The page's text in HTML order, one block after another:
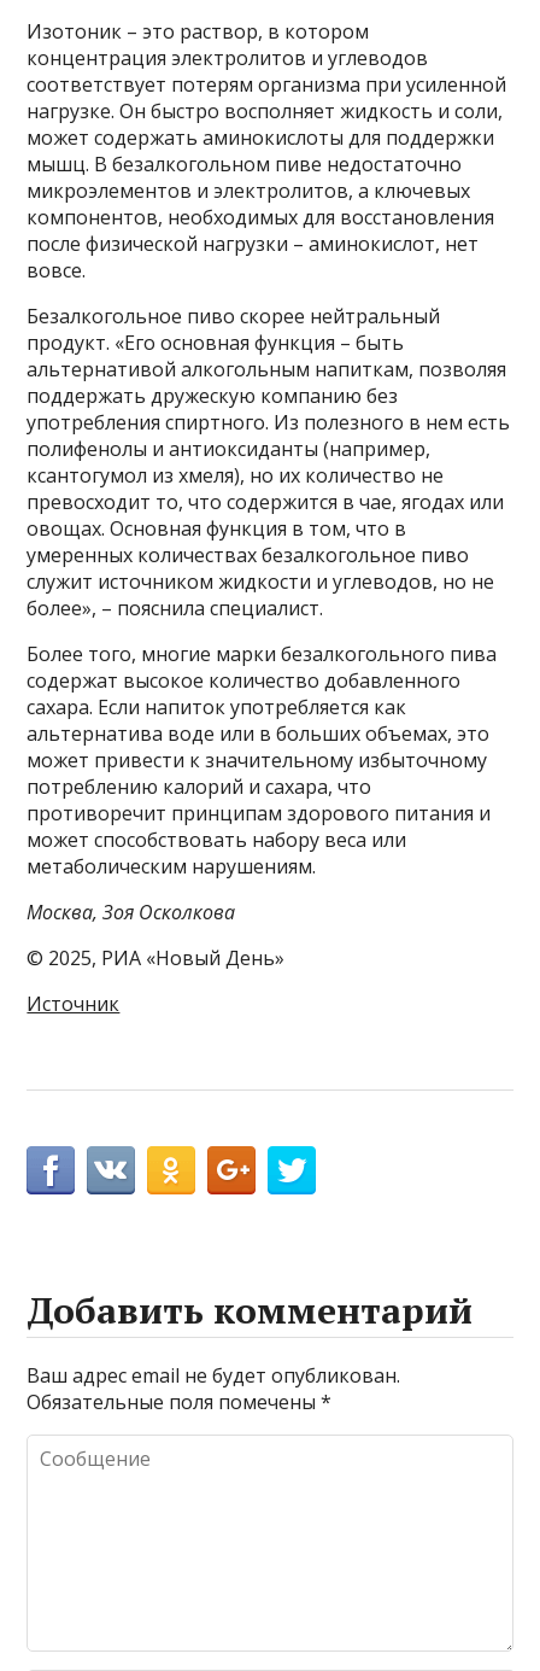
Изотоник – это раствор, в котором
концентрация электролитов и углеводов
соответствует потерям организма при усиленной
нагрузке. Он быстро восполняет жидкость и соли,
может содержать аминокислоты для поддержки
мышц. В безалкогольном пиве недостаточно
микроэлементов и электролитов, а ключевых
компонентов, необходимых для восстановления
после физической нагрузки – аминокислот, нет
вовсе.
Безалкогольное пиво скорее нейтральный
продукт. «Его основная функция – быть
альтернативой алкогольным напиткам, позволяя
поддержать дружескую компанию без
употребления спиртного. Из полезного в нем есть
полифенолы и антиоксиданты (например,
ксантогумол из хмеля), но их количество не
превосходит то, что содержится в чае, ягодах или
овощах. Основная функция в том, что в
умеренных количествах безалкогольное пиво
служит источником жидкости и углеводов, но не
более», – пояснила специалист.
Более того, многие марки безалкогольного пива
содержат высокое количество добавленного
сахара. Если напиток употребляется как
альтернатива воде или в больших объемах, это
может привести к значительному избыточному
потреблению калорий и сахара, что
противоречит принципам здорового питания и
может способствовать набору веса или
метаболическим нарушениям.
Москва, Зоя Осколкова
© 2025, РИА «Новый День»
Источник
Добавить комментарий
Ваш адрес email не будет опубликован.
Обязательные поля помечены*